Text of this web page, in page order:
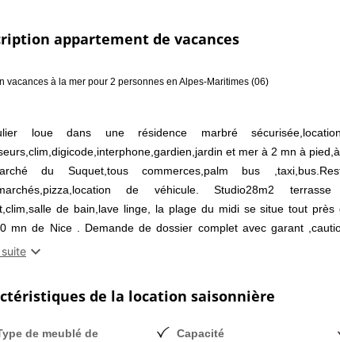
appartement de vacances
vacances à la mer pour 2 personnes en Alpes-Maritimes (06)
loue dans une résidence marbré
et mer à 2 mn à
du Suquet,tous commerces,palm bus
de véhicule. Studio28m2
de bain,lave linge, la plage du midi se situe tout
mn de Nice . Demande de dossier complet avec garant
de loué en juin, juillet, août tarif suivant période

de la location saisonnière
de meublé de
Capacité